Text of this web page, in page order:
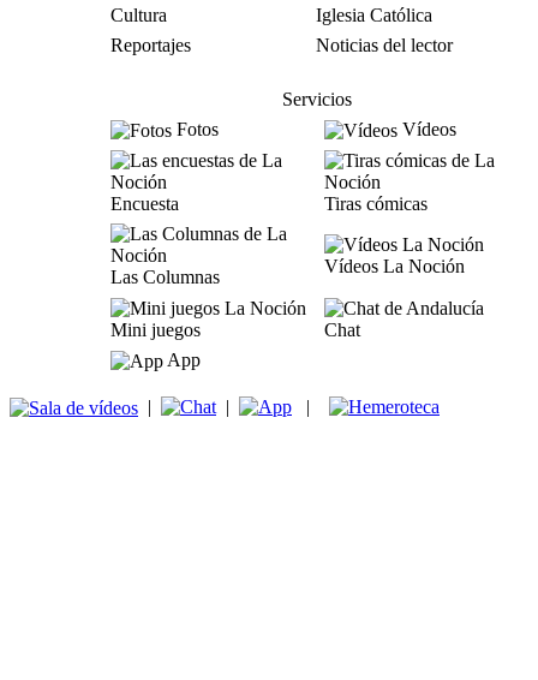
Cultura
Iglesia Católica
Reportajes
Noticias del lector
Servicios
Fotos
Vídeos
Encuesta Tiras cómicas
Las Columnas
Vídeos La Noción
Mini juegos
Chat
App
| | |